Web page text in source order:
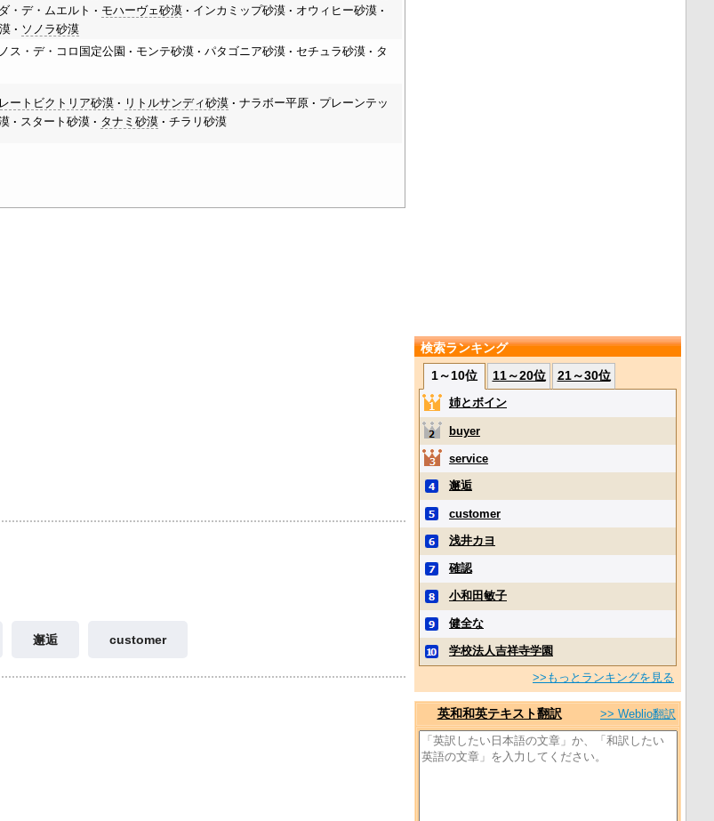
・デ・ムエルト モハーヴェ砂漠 インカミップ砂漠
オウィヒー砂漠
ソノラ砂漠
ス・デ・コロ国定公園 モンテ砂漠 パタゴニア砂漠 セチュラ砂漠
タ
ートビクトリア砂漠 リトルサンディ砂漠 ナラボー平原
プレーンテッ
スタート砂漠 タナミ砂漠 チラリ砂漠
邂逅 customer
検索ランキング
1～10位
11～20位 21～30位
姉とボイン
buyer
service
邂逅
customer
浅井カヨ
確認
小和田敏子
健全な
学校法人吉祥寺学園
>>もっとランキングを見る
英和和英テキスト翻訳 >> Weblio翻訳